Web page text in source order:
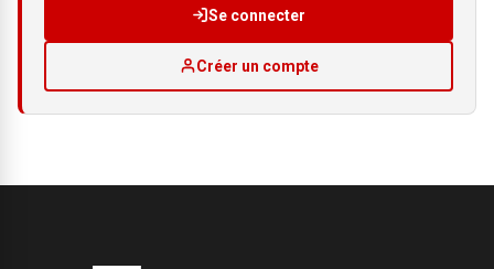
Se connecter
Créer un compte